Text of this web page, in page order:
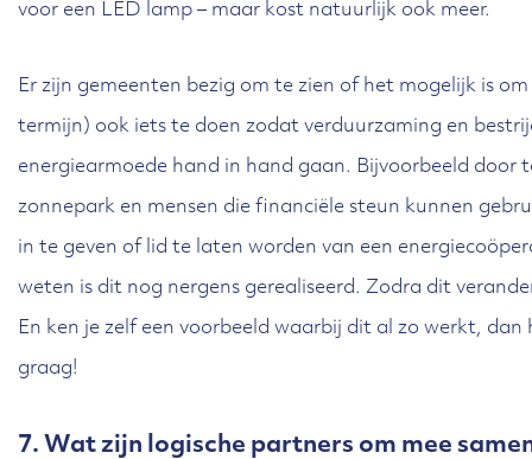
voor een LED lamp – maar kost natuurlijk ook meer.
Er zijn gemeenten bezig om te zien of het mogelijk is
termijn) ook iets te doen zodat verduurzaming en
energiearmoede hand in hand gaan. Bijvoorbeeld door
zonnepark en mensen die financiële steun kunnen
in te geven of lid te laten worden van een
weten is dit nog nergens gerealiseerd. Zodra dit
En ken je zelf een voorbeeld waarbij dit al zo werkt,
graag!
7. Wat zijn logische partners om mee